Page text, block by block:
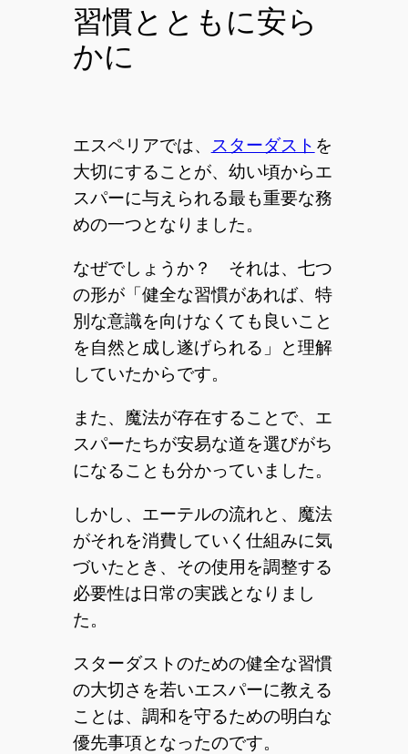
習慣とともに安ら
かに
エスペリアでは、 スターダスト を
大切にすることが、幼い頃からエ
スパーに与えられる最も重要な務
めの一つとなりました。
なぜでしょうか？ それは、七つ
の形が「健全な習慣があれば、特
別な意識を向けなくても良いこと
を自然と成し遂げられる」と理解
していたからです。
また、魔法が存在することで、エ
スパーたちが安易な道を選びがち
になることも分かっていました。
しかし、エーテルの流れと、魔法
がそれを消費していく仕組みに気
づいたとき、その使用を調整する
必要性は日常の実践となりまし
た。
スターダストのための健全な習慣
の大切さを若いエスパーに教える
ことは、調和を守るための明白な
優先事項となったのです。